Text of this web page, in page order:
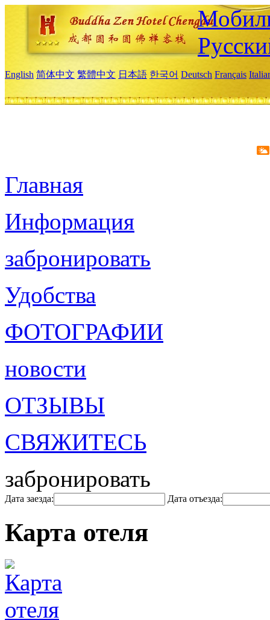
English 简体中文 繁體中文 日本語 한국어 Deutsch Français
Главная
Информация
забронировать
Удобства
ФОТОГРАФИИ
новости
ОТЗЫВЫ
СВЯЖИТЕСЬ
забронировать
Дата заезда: Дата отъезда:
Карта отеля